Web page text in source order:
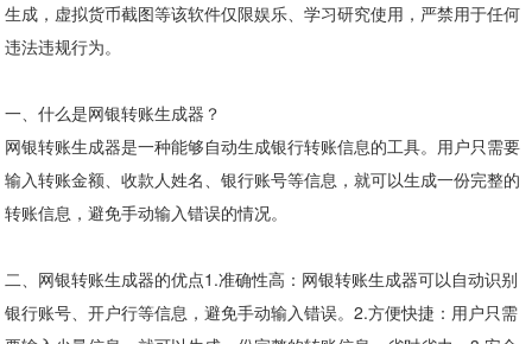
生成，虚拟货币截图等该软件仅限娱乐、学习研究使用，严禁用于任何
违法违规行为。
一、什么是网银转账生成器？
网银转账生成器是一种能够自动生成银行转账信息的工具。用户只需要
输入转账金额、收款人姓名、银行账号等信息，就可以生成一份完整的
转账信息，避免手动输入错误的情况。
二、网银转账生成器的优点1.准确性高：网银转账生成器可以自动识别
银行账号、开户行等信息，避免手动输入错误。2.方便快捷：用户只需